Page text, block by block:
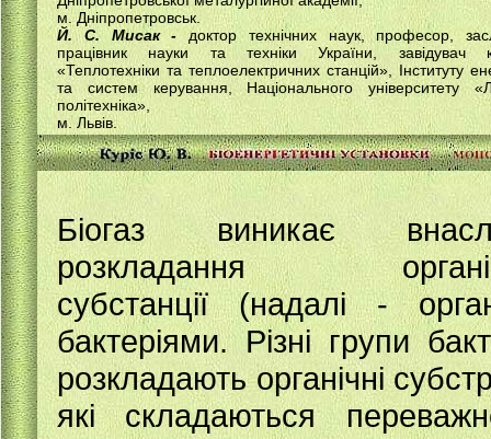
м. Дніпропетровськ.
Й. С. Мисак - доктор технічних наук, професор,
працівник науки та техніки України, завідувач
«Теплотехніки та теплоелектричних станцій», Інституту
та систем керування, Національного університету
політехніка»,
м. Львів.
Біогаз виникає
розкладання
субстанції (надалі -
бактеріями. Різні групи
розкладають органічні
які складаються